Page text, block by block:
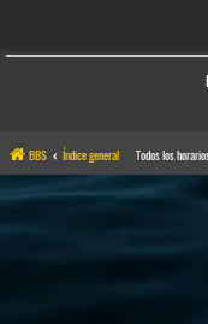
BBS Índice general Todos los